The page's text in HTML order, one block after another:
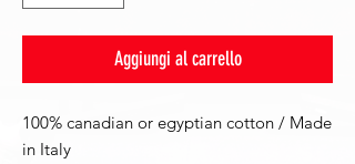
Aggiungi al carrello
100% canadian or egyptian cotton / Made
in Italy